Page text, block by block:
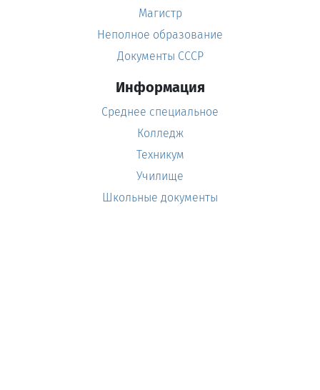
Магистр
Неполное образование
Документы СССР
Информация
Среднее специальное
Колледж
Техникум
Училище
Школьные документы